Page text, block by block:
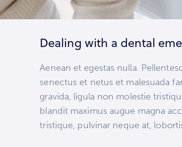
Dealing with a dental
Aenean et egestas nulla.
senectus et netus et malesuada
gravida, ligula non molestie
blandit maximus augue magna
tristique, pulvinar neque at,